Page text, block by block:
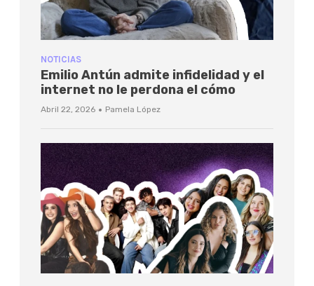
NOTICIAS
Emilio Antún admite infidelidad y el
internet no le perdona el cómo
Abril 22, 2026 · Pamela López